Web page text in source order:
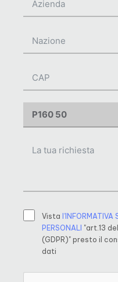
Vista
PERSONALI "art.13
(GDPR)" presto il
dati